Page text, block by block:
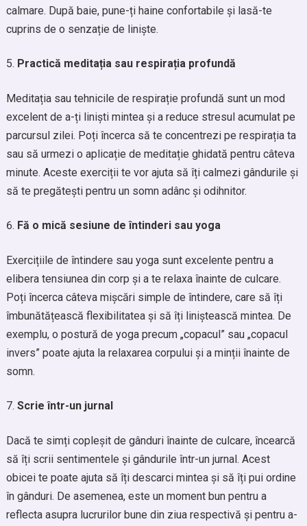
calmare. După baie, pune-ți haine confortabile și lasă-te
cuprins de o senzație de liniște.
Practică meditația sau respirația profundă
Meditația sau tehnicile de respirație profundă sunt un mod
excelent de a-ți liniști mintea și a reduce stresul acumulat pe
parcursul zilei. Poți încerca să te concentrezi pe respirația ta
sau să urmezi o aplicație de meditație ghidată pentru câteva
minute. Aceste exerciții te vor ajuta să îți calmezi gândurile și
să te pregătești pentru un somn adânc și odihnitor.
Fă o mică sesiune de întinderi sau yoga
Exercițiile de întindere sau yoga sunt excelente pentru a
elibera tensiunea din corp și a te relaxa înainte de culcare.
Poți încerca câteva mișcări simple de întindere, care să îți
îmbunătățească flexibilitatea și să îți liniștească mintea. De
exemplu, o postură de yoga precum „copacul” sau „copacul
invers” poate ajuta la relaxarea corpului și a minții înainte de
somn.
Scrie într-un jurnal
Dacă te simți copleșit de gânduri înainte de culcare, încearcă
să îți scrii sentimentele și gândurile într-un jurnal. Acest
obicei te poate ajuta să îți descarci mintea și să îți pui ordine
în gânduri. De asemenea, este un moment bun pentru a
reflecta asupra lucrurilor bune din ziua respectivă și pentru a-